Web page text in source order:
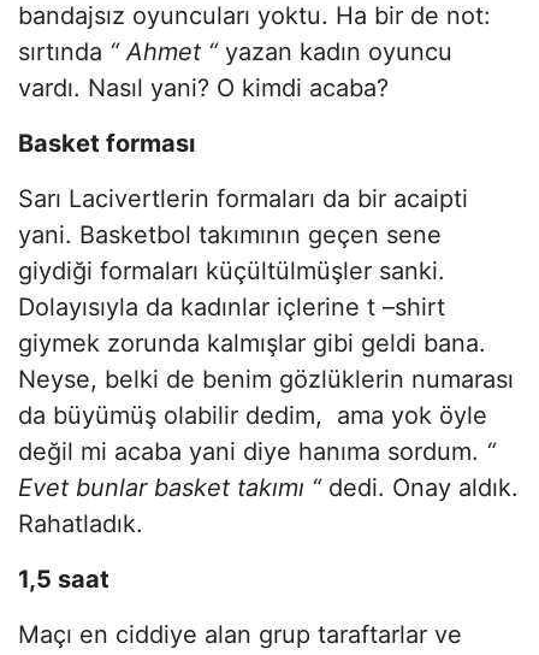
bandajsız oyuncuları yoktu. Ha bir de not:
sırtında “ Ahmet “yazan kadın oyuncu
vardı. Nasıl yani? O kimdi acaba?
Basket forması
Sarı Lacivertlerin formaları da bir acaipti
yani. Basketbol takımının geçen sene
giydiği formaları küçültülmüşler sanki.
Dolayısıyla da kadınlar içlerine t –shirt
giymek zorunda kalmışlar gibi geldi bana.
Neyse, belki de benim gözlüklerin numarası
da büyümüş olabilir dedim, ama yok öyle
değil mi acaba yani diye hanıma sordum. “
Evet bunlar basket takımı “dedi. Onay aldık.
Rahatladık.
1,5 saat
Maçı en ciddiye alan grup taraftarlar ve